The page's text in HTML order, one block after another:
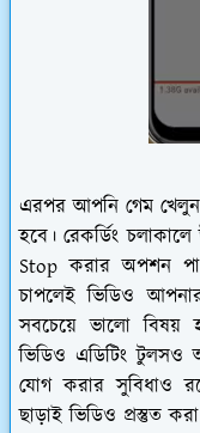
এরপর আপনি গেম খেলুন
হবে। রেকর্ডিং
Stop করার অপশন
চাপলেই ভিডিও
সবচেয়ে ভালো
ভিডিও এডিটিং টুলসও
যোগ করার সুবিধাও
ছাড়াই ভিডিও প্রস্তুত